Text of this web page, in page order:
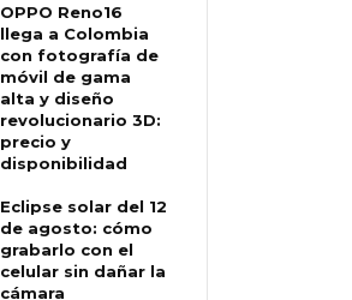
OPPO Reno16
llega a Colombia
con fotografía de
móvil de gama
alta y diseño
revolucionario 3D:
precio y
disponibilidad
Eclipse solar del 12
de agosto: cómo
grabarlo con el
celular sin dañar la
cámara